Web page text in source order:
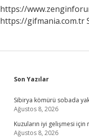
https://
https://gifmania.com.tr
Sidebar
Son Yazılar
Sibirya kömürü sobada
Ağustos 8, 2026
Kuzuların iyi gelişmesi için
Ağustos 8, 2026